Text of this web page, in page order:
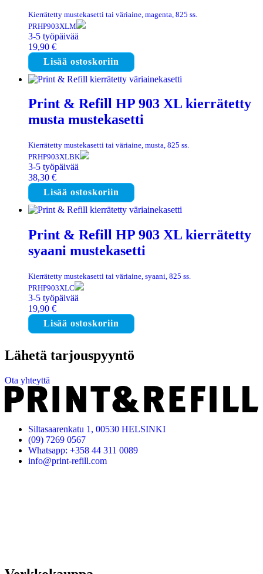
Kierrätetty mustekasetti tai väriaine, magenta, 825 ss.
PRHP903XLM
3-5 työpäivää
19,90 €
Lisää ostoskoriin
Print & Refill HP 903 XL kierrätetty
musta mustekasetti
Kierrätetty mustekasetti tai väriaine, musta, 825 ss.
PRHP903XLBK
3-5 työpäivää
38,30 €
Lisää ostoskoriin
Print & Refill HP 903 XL kierrätetty
syaani mustekasetti
Kierrätetty mustekasetti tai väriaine, syaani, 825 ss.
PRHP903XLC
3-5 työpäivää
19,90 €
Lisää ostoskoriin
Lähetä tarjouspyyntö
Ota yhteyttä
Siltasaarenkatu 1, 00530 HELSINKI
(09) 7269 0567
Whatsapp: +358 44 311 0089
info@print-refill.com